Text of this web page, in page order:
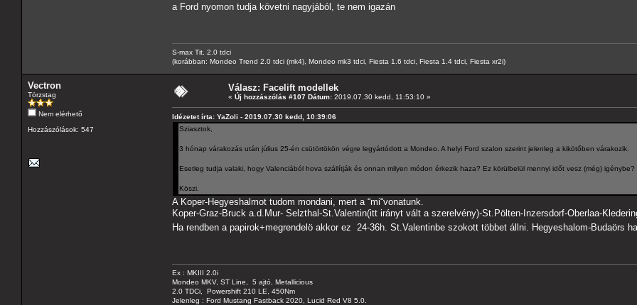
a Ford nyomon tudja követni nagyjából, te nem igazán
S-max Tit. 2.0 tdci
(korábban: Mondeo Trend 2.0 tdci (mk4), Mondeo mk3 tdci, Fiesta 1.6 tdci, Fiesta 1.4 tdci, Fiesta xr2i)
Vectron
Törzstag
Nem elérhető
Hozzászólások: 547
Válasz: Facelift modellek
« Új hozzászólás #107 Dátum: 2019.07.30 kedd, 11:53:10 »
Idézetet írta: YaZoli - 2019.07.30 kedd, 10:39:06
Sziasztok,
3 hónap várakozás után július 25-én csütörtökön végre legyártódott a Mondeo. A helyi Ford szalon szerint jelenleg a kikötőben várakozik.
Esetleg tudja valaki, hogy Valenciából hova szállítják és onnan milyen módon érkezik haza? Ez körülbelül mennyi időt vesz (még) igénybe?
Köszi.
A Koper-Hegyeshalmot tudom mondani, mert a “mi“vonatunk.
Koper-Graz-Bruck a.d.Mur- Selzthal-St.Valentin(itt irányt vált a szerelvény)-St.Pölten-Inzersdorf-Oberlaa-
Ha rendben a papirok+megrendelö akkor ez 24-36h. St.Valentinbe szokott többet állni. Hegyeshalom-Budaörs
Ex : MKIII 2.0i
Mondeo MKV, ST Line, 5 ajtó, Metallicious
2.0 TDCi, Powershift 210 LE, 450Nm
Jelenleg : Ford Mustang Fastback 2020, Lucid Red V8 5.0.